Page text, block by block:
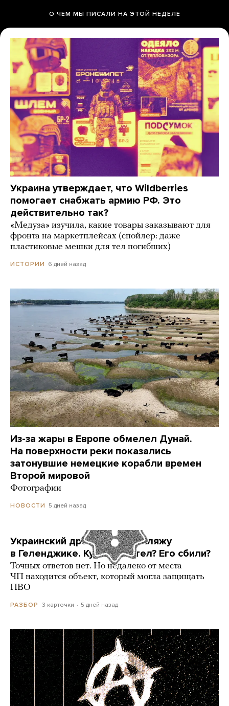
О ЧЕМ МЫ ПИСАЛИ НА ЭТОЙ НЕДЕЛЕ
Украина утверждает, что Wildberries
помогает снабжать армию РФ. Это
действительно так?
«Медуза» изучила, какие товары заказывают для
фронта на маркетплейсах (спойлер: даже
пластиковые мешки для тел погибших)
ИСТОРИИ 6 дней назад
Из-за жары в Европе обмелел Дунай.
На поверхности реки показались
затонувшие немецкие корабли времен
Второй мировой
Фотографии
НОВОСТИ 5 дней назад
Украинский дрон попал по пляжу
в Геленджике. Куда он летел? Его сбили?
Точных ответов нет. Но недалеко от места
ЧП находится объект, который могла защищать
ПВО
РАЗБОР 3 карточки 5 дней назад